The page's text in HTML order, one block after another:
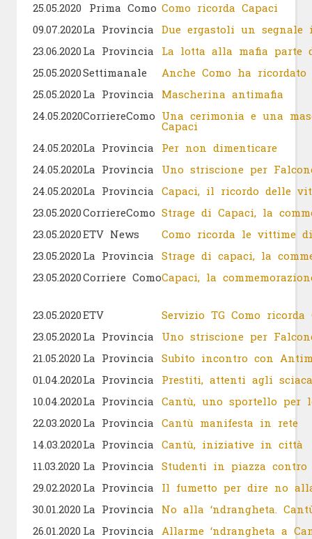
25.05.2020 Prima Como Como ricorda Capaci
09.07.2020La Provincia Due ergastoli un
23.06.2020La Provincia
La lotta alla mafia parte
25.05.2020Settimanale
Anche Como ha
25.05.2020La Provincia
Mascherina antimafia
24.05.2020CorriereComo Una cerimonia e una
Capaci
24.05.2020La Provincia
Per non dimenticare
24.05.2020La Provincia
Uno striscione per
24.05.2020La Provincia Capaci, il ricordo delle
23.05.2020CorriereComo Strage di Capaci, la
23.05.2020ETV News
Como ricorda le vittime
23.05.2020La Provincia Strage di capaci, la
23.05.2020Corriere ComoCapaci, la
23.05.2020ETV
Servizio TG Como ricorda
23.05.2020La Provincia
Uno striscione per
21.05.2020 La Provincia Subito incontro con
01.04.2020La Provincia
Prestiti, attenti agli
10.04.2020La Provincia Cantù, uno sportello per
22.03.2020La Provincia Cantù manifesta in rete
14.03.2020La Provincia Cantù, iniziative in città
11.03.2020 La Provincia Studenti in piazza contro
29.02.2020La Provincia
Il fumetto per dire no
30.01.2020 La Provincia
No alla ‘ndrangheta.
26.01.2020 La Provincia
Allarme ‘ndrangheta a